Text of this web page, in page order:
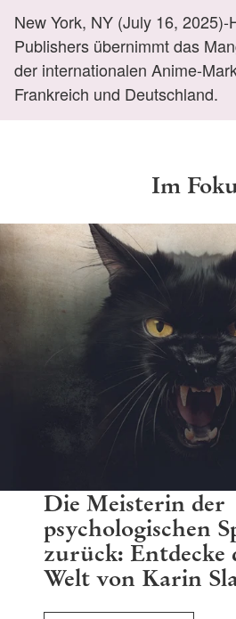
New York, NY (July 16, 2025)-
Publishers übernimmt das
der internationalen Anime-
Frankreich und Deutschland.
Im
Die Meisterin der
psychologischen
zurück: Entdecke
Welt von Karin